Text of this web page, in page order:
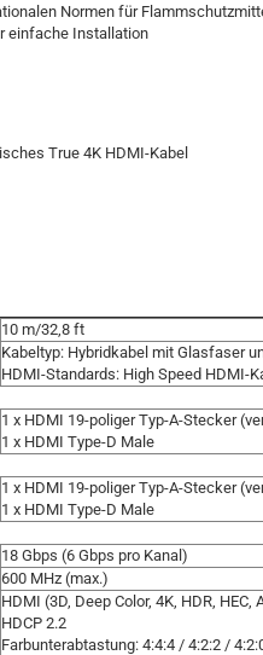
Normen für
einfache Installation
True 4K HDMI-Kabel
10 m/32,8 ft
Kabeltyp: Hybridkabel mit Glasfaser
HDMI-Standards: High Speed HDMI-
1 x HDMI 19-poliger Typ-A-Stecker
1 x HDMI Type-D Male
1 x HDMI 19-poliger Typ-A-Stecker
1 x HDMI Type-D Male
18 Gbps (6 Gbps pro Kanal)
600 MHz (max.)
HDMI (3D, Deep Color, 4K, HDR, HEC,
HDCP 2.2
Farbunterabtastung: 4:4:4 / 4:2:2 /